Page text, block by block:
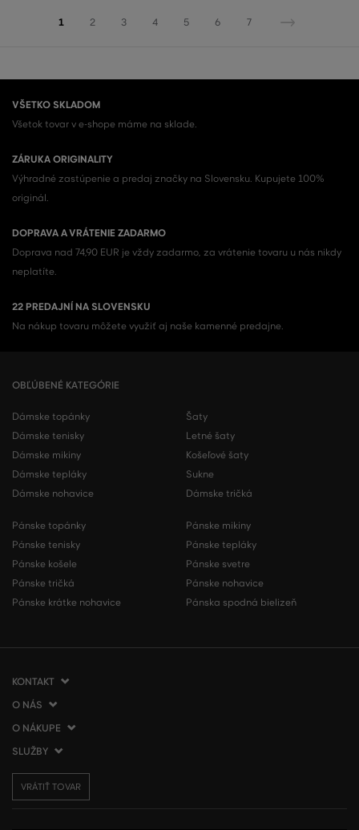
1 2 3 4 5 6 7
VŠETKO SKLADOM
Všetok tovar v e-shope máme na sklade.
ZÁRUKA ORIGINALITY
Výhradné zastúpenie a predaj značky na Slovensku. Kupujete 100%
originál.
DOPRAVA A VRÁTENIE ZADARMO
Doprava nad 74,90 EUR je vždy zadarmo, za vrátenie tovaru u nás nikdy
neplatíte.
22 PREDAJNÍ NA SLOVENSKU
Na nákup tovaru môžete využiť aj naše kamenné predajne.
OBĽÚBENÉ KATEGÓRIE
Dámske topánky
Dámske tenisky
Dámske mikiny
Dámske tepláky
Dámske nohavice
Šaty
Letné šaty
Košeľové šaty
Sukne
Dámske tričká
Pánske topánky
Pánske tenisky
Pánske košele
Pánske tričká
Pánske krátke nohavice
Pánske mikiny
Pánske tepláky
Pánske svetre
Pánske nohavice
Pánska spodná bielizeň
KONTAKT
VERMONT Services Slovakia s. r. o.
Vlčie hrdlo 53
tel.:+421 2 3500 3000
info@gant.sk
O NÁS
O spoločnosti
Kontakt
Affiliate program
O NÁKUPE
Ako nakupovať
Vrátenie tovaru
SLUŽBY
Doprava a platba
Darčekové poukážky
VRÁTIŤ TOVAR